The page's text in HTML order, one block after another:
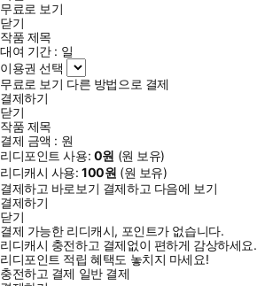
무료로 보기
닫기
작품 제목
대여 기간 : 일
이용권 선택
무료로 보기 다른 방법으로 결제
결제하기
닫기
작품 제목
결제 금액 : 원
리디포인트 사용: 0원 (원 보유)
리디캐시 사용:100원 (원 보유)
결제하고 바로보기 결제하고 다음에 보기
결제하기
닫기
결제 가능한 리디캐시, 포인트가 없습니다.
리디캐시 충전하고 결제없이 편하게 감상하세요.
리디포인트 적립 혜택도 놓치지 마세요!
충전하고 결제 일반 결제